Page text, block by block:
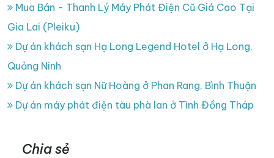
Mua Bán - Thanh Lý Máy Phát Điện Cũ Giá Cao Tại
Gia Lai (Pleiku)
Dự án khách sạn Hạ Long Legend Hotel ở Hạ Long,
Quảng Ninh
Dự án khách sạn Nữ Hoàng ở Phan Rang, Bình Thuận
Dự án máy phát điện tàu phà lan ở Tình Đồng Tháp
Chia sẻ